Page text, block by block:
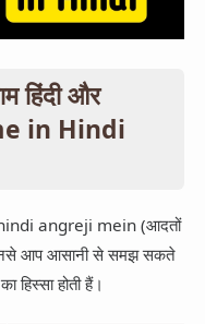
हिंदी और
in Hindi
angreji mein (आदतों
आप आसानी से समझ सकते
हिस्सा होती हैं।